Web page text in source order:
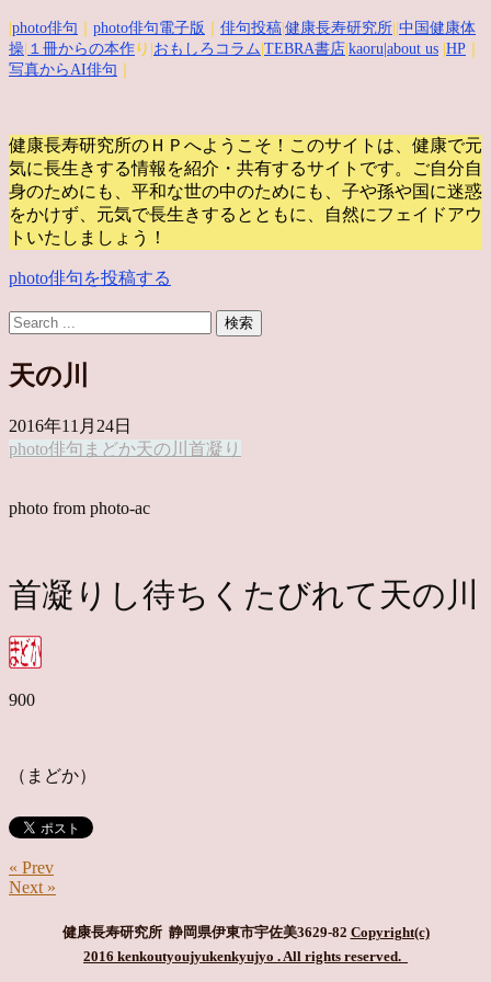
photo俳句 photo俳句電子版 俳句投稿 健康長寿研究所 中国健康体
操 １冊からの本作 り| おもしろコラム TEBRA書店 kaoru |about us HP
写真からAI俳句
健康長寿研究所のＨＰへようこそ！このサイトは、健康で元
気に長生きする情報を紹介・共有するサイトです。
ご自分自
身のためにも、平和な世の中のためにも、子や孫や国に迷惑
をかけず、元気で長生きするとともに、自然にフェイドアウ
トいたしましょう！
photo俳句を投稿する
天の川
2016年11月24日
photo俳句 まどか天の川 首凝り
photo from photo-ac
首凝りし待ちくたびれて天の川
900
（まどか）
« Prev
Next »
健康長寿研究所 静岡県伊東市宇佐美3629-82 Copyright(c)
2016 kenkoutyoujyukenkyujyo . All rights reserved.